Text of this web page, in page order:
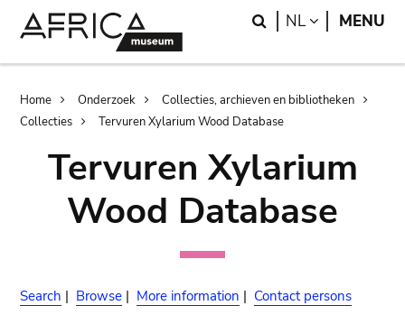
Search
NL LANGUAGE
MENU
Breadcrumb
Home Onderzoek
Collecties, archieven en bibliotheken
Collecties
Tervuren Xylarium Wood Database
Tervuren Xylarium
Wood Database
Search | Browse | More information | Contact persons